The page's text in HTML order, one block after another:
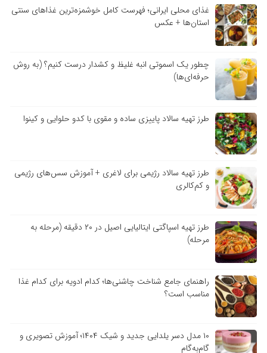
غذای محلی ایرانی؛ فهرست کامل خوشمزه‌ترین غذاهای سنتی
استان‌ها + عکس
چطور یک اسموتی انبه غلیظ و کشدار درست کنیم؟ (به روش
حرفه‌ای‌ها)
طرز تهیه سالاد پاییزی ساده و مقوی با کدو حلوایی و کینوا
طرز تهیه سالاد رژیمی برای لاغری + آموزش سس‌های رژیمی
و کم‌کالری
طرز تهیه اسپاگتی ایتالیایی اصیل در ۲۰ دقیقه (مرحله به
مرحله)
راهنمای جامع شناخت چاشنی‌ها؛ کدام ادویه برای کدام غذا
مناسب است؟
۱۰ مدل دسر یلدایی جدید و شیک ۱۴۰۴؛ آموزش تصویری و
گام‌به‌گام